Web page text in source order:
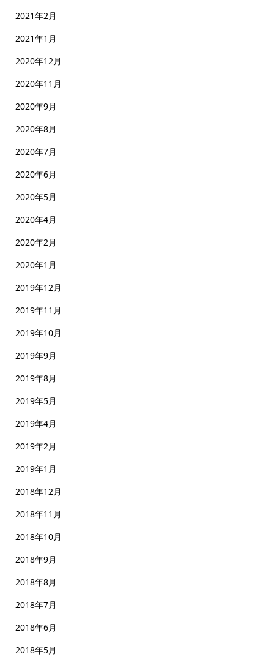
2021年2月
2021年1月
2020年12月
2020年11月
2020年9月
2020年8月
2020年7月
2020年6月
2020年5月
2020年4月
2020年2月
2020年1月
2019年12月
2019年11月
2019年10月
2019年9月
2019年8月
2019年5月
2019年4月
2019年2月
2019年1月
2018年12月
2018年11月
2018年10月
2018年9月
2018年8月
2018年7月
2018年6月
2018年5月